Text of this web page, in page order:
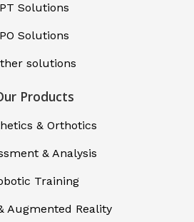
PT Solutions
PO Solutions
solutions
Products
& Orthotics
& Analysis
Training
Augmented Reality